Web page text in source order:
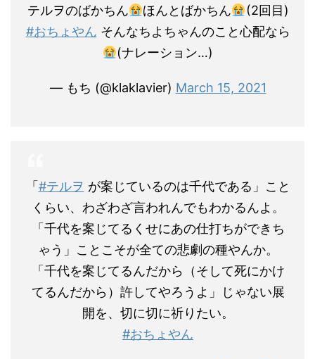
テルヲのばかちん ほんとばかちん
(2回目)
#おちょやん そんなちよちゃんのこと心配なら
(ナレーション…)
— もち (@klaklavier) March 15, 2021
「 #テルヲ が案じているのは千代である」こと
くらい、わざわざ言われんでもわかるんよ。
「千代を案じてるくせにあの仕打ちができち
ゃう」ことこそが全ての悲劇の種やんか。
「千代を案じてるんだから（そして死にかけ
てるんだから）許してやろうよ」じゃない展
開を、切に切に祈りたい。
#おちょやん